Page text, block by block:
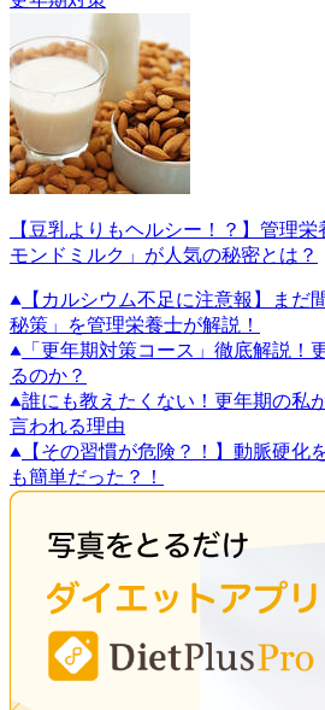
【豆乳よりもヘルシー！？】管理
モンドミルク」が人気の秘密とは？
【カルシウム不足に注意報】まだ
秘策」を管理栄養士が解説！
「更年期対策コース」徹底解説！
るのか？
誰にも教えたくない！更年期の私
言われる理由
【その習慣が危険？！】動脈硬化
も簡単だった？！